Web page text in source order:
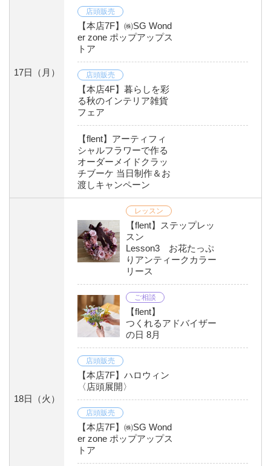
17日 （月）
店頭販売
【本店7F】㈱SG Wond
er zone ポップアップス
トア
店頭販売
【本店4F】暮らしを彩
る秋のインテリア雑貨
フェア
【flent】アーティフィ
シャルフラワーで作る
オーダーメイドクラッ
チブーケ 当日制作＆お
渡しキャンペーン
18日 （火）
レッスン
【flent】ステップレッ
スン
Lesson3 お花たっぷ
りアンティークカラー
リース
ご相談
【flent】
つくれるアドバイザー
の日 8月
店頭販売
【本店7F】ハロウィン
〈店頭展開〉
店頭販売
【本店7F】㈱SG Wond
er zone ポップアップス
トア